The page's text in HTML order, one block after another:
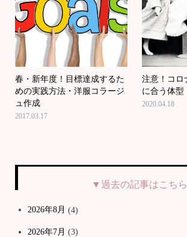
春・新年度！目標達成するた
めの実践方法・洋服コラージ
ュ作成
2017.03.17
注意！コロ
に合う体
2020.04.18
▼過去の記事はこちら
2026年8月 (4)
2026年7月 (3)